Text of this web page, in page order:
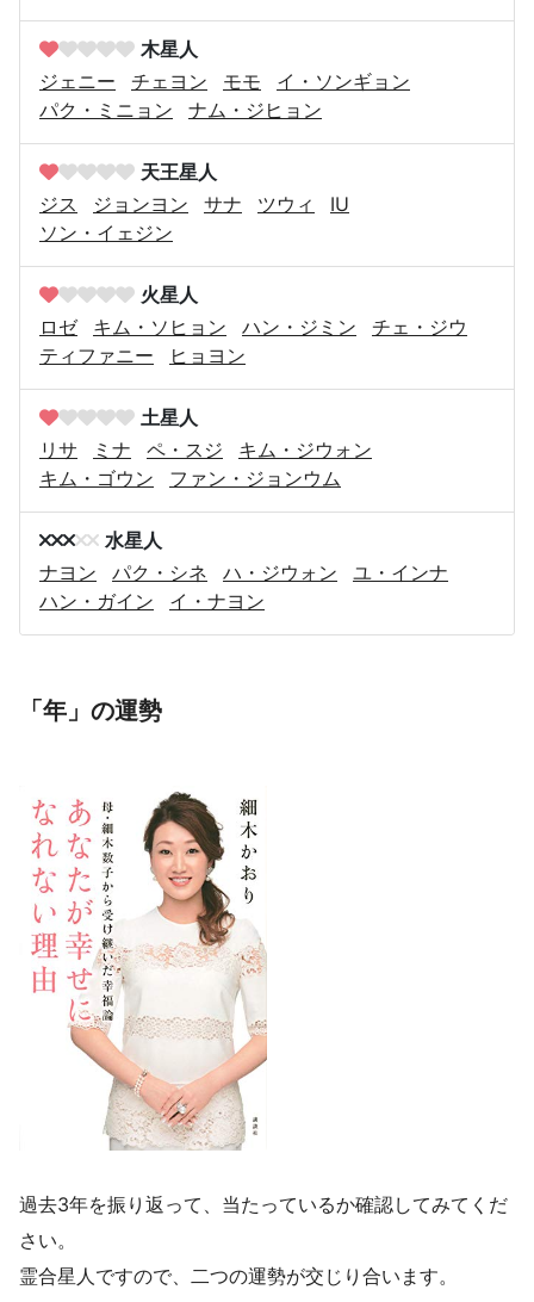
木星人
ジェニー
チェヨン モモ
イ・ソンギョン
パク・ミニョン
ナム・ジヒョン
天王星人
ジス
ジョンヨン サナ ツウィ
IU
ソン・イェジン
火星人
ロゼ
キム・ソヒョン ハン・ジミン
チェ・ジウ
ティファニー
ヒョヨン
土星人
リサ
ミナ ペ・スジ
キム・ジウォン
キム・ゴウン
ファン・ジョンウム
水星人
ナヨン
パク・シネ ハ・ジウォン
ユ・インナ
ハン・ガイン
イ・ナヨン
「年」の運勢
過去3年を振り返って、当たっているか確認してみてくだ
さい。
霊合星人ですので、二つの運勢が交じり合います。